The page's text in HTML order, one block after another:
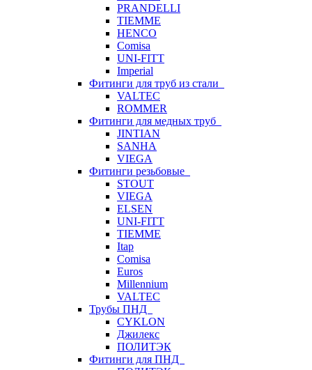
PRANDELLI
TIEMME
HENCO
Comisa
UNI-FITT
Imperial
Фитинги для труб из стали
VALTEC
ROMMER
Фитинги для медных труб
JINTIAN
SANHA
VIEGA
Фитинги резьбовые
STOUT
VIEGA
ELSEN
UNI-FITT
TIEMME
Itap
Comisa
Euros
Millennium
VALTEC
Трубы ПНД
CYKLON
Джилекс
ПОЛИТЭК
Фитинги для ПНД